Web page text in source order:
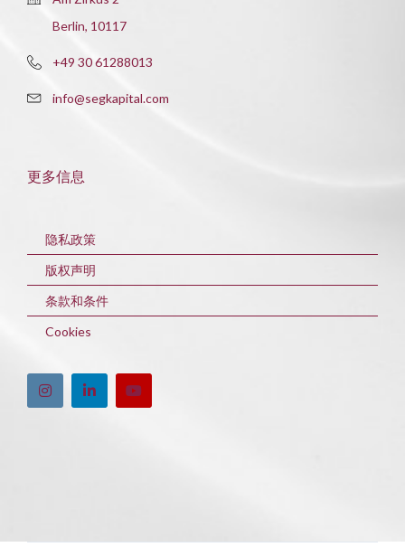
Berlin, 10117
+49 30 61288013
info@segkapital.com
更多信息
隐私政策
版权声明
条款和条件
Cookies